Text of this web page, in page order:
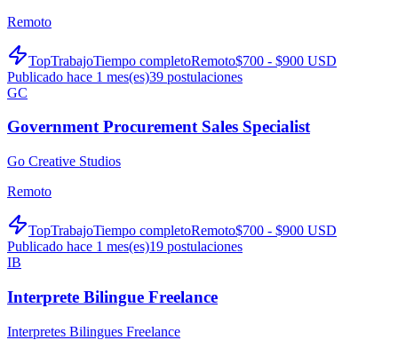
Remoto
TopTrabajoTiempo completoRemoto$700 - $900 USD
Publicado hace 1 mes(es)39 postulaciones
GC
Government Procurement Sales Specialist
Go Creative Studios
Remoto
TopTrabajoTiempo completoRemoto$700 - $900 USD
Publicado hace 1 mes(es)19 postulaciones
IB
Interprete Bilingue Freelance
Interpretes Bilingues Freelance